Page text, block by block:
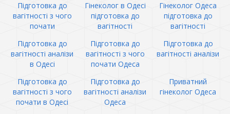
Підготовка до
вагітності з чого
почати
Гінеколог в Одесі
підготовка до
вагітності
Гінеколог Одеса
підготовка до
вагітності
Підготовка до
вагітності аналізи
в Одесі
Підготовка до
вагітності з чого
почати Одеса
Підготовка до
вагітності аналізи
Підготовка до
вагітності з чого
почати в Одесі
Підготовка до
вагітності аналізи
Одеса
Приватний
гінеколог Одеса